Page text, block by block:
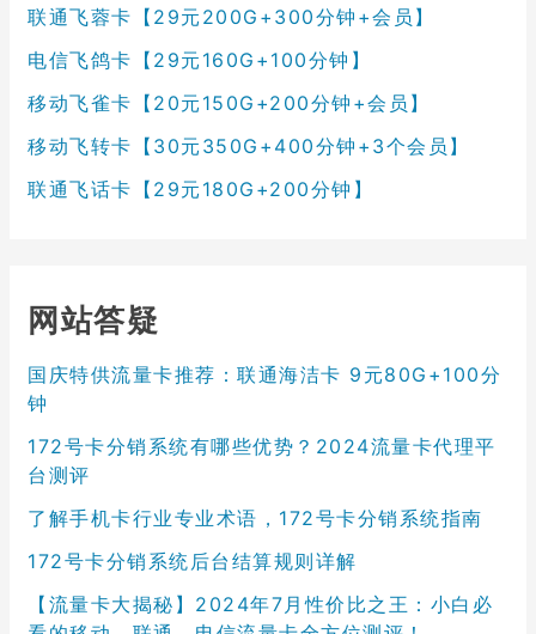
联通飞蓉卡【29元200G+300分钟+会员】
电信飞鸽卡【29元160G+100分钟】
移动飞雀卡【20元150G+200分钟+会员】
移动飞转卡【30元350G+400分钟+3个会员】
联通飞话卡【29元180G+200分钟】
网站答疑
国庆特供流量卡推荐：联通海洁卡 9元80G+100分
钟
172号卡分销系统有哪些优势？2024流量卡代理平
台测评
了解手机卡行业专业术语，172号卡分销系统指南
172号卡分销系统后台结算规则详解
【流量卡大揭秘】2024年7月性价比之王：小白必